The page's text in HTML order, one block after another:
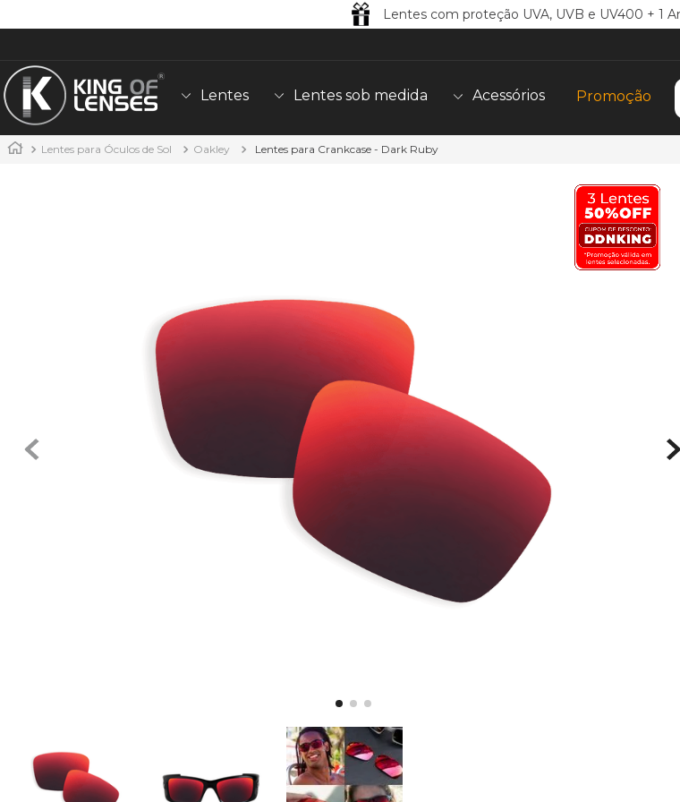
Lentes com proteção UVA, UVB e UV400 + 1
Lentes Lentes sob medida Acessórios Promoção
Lentes para Óculos de Sol Oakley Lentes para Crankcase - Dark Ruby
parafusos
gascan